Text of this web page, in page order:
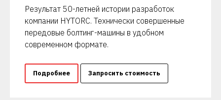
Результат 50-летней истории разработок
компании HYTORC. Технически совершенные
передовые болтинг-машины в удобном
современном формате.
Подробнее Запросить стоимость